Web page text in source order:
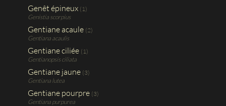
Genêt épineux (1)
Genistia scorpius
Gentiane acaule (2)
Gentiana acaulis
Gentiane ciliée (1)
Gentianopsis ciliata
Gentiane jaune (3)
Gentiana lutea
Gentiane pourpre (3)
Gentiana purpurea